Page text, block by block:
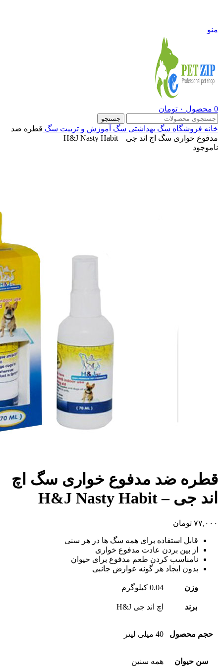
منو
0 محصول ۰ تومان
جستجو
خانه فروشگاه سگ بهداشتی سگ آموزش و تربیت سگ قطره ضد
مدفوع خواری سگ اچ اند جی – H&J Nasty Habit
ناموجود
قطره ضد مدفوع خواری سگ اچ
اند جی – H&J Nasty Habit
۷۷,۰۰۰ تومان
قابل استفاده برای همه سگ ها در هر سنی
از بین بردن عادت مدفوع خواری
نامناسب کردن طعم مدفوع برای حیوان
بدون ایجاد هر گونه عوارض جانبی
وزن 0.04 کیلوگرم
برند اچ اند جی H&J
حجم محصول 40 میلی لیتر
سن حیوان همه سنین